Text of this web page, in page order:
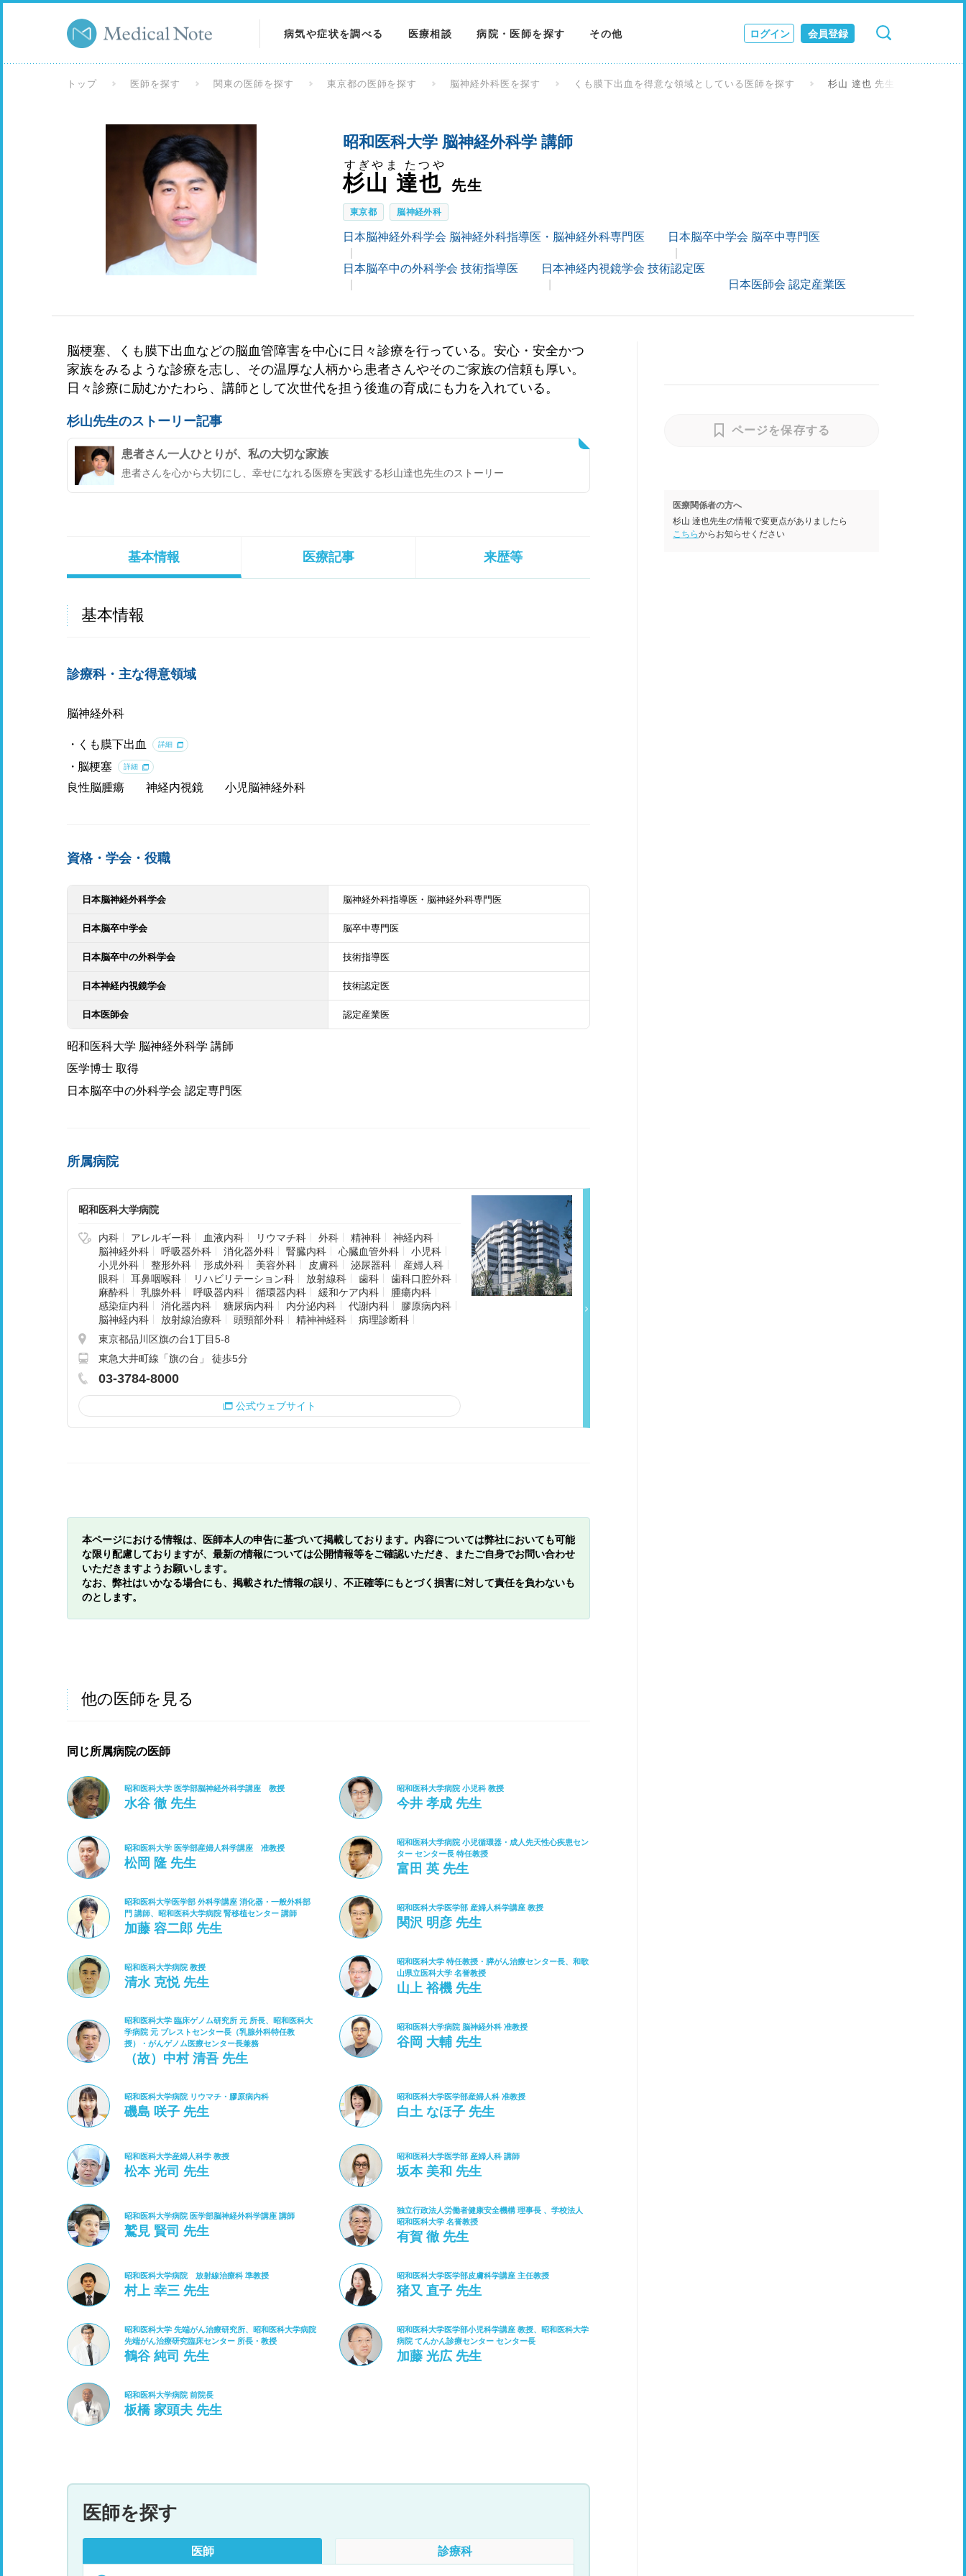
病気や症状を調べる
検査を調べる
医療相談 病院・医師を探す その他 ログイン 会員登録
検索 キャンセル
トップ 医師を探す 関東の医師を探す 東京都の医師を探す 脳神経外科医を探す くも膜下出血を得意な領域としている医師を探す 杉山 達也 先生
昭和医科大学 脳神経外科学 講師
杉山 達也
すぎやま たつや
先生
東京都 脳神経外科
日本脳神経外科学会 脳神経外科指導医・脳神経外科専門医 日本脳卒中学会 脳卒中専門医
日本脳卒中の外科学会 技術指導医
日本神経内視鏡学会 技術認定医
日本医師会 認定産業医
脳梗塞、くも膜下出血などの脳血管障害を中心に日々診療を行っている。安心・安全かつ
家族をみるような診療を志し、その温厚な人柄から患者さんやそのご家族の信頼も厚い。
日々診療に励むかたわら、講師として次世代を担う後進の育成にも力を入れている。
杉山先生のストーリー記事
患者さん一人ひとりが、私の大切な家族
患者さんを心から大切にし、幸せになれる医療を実践する杉山達也先生のストーリー
基本情報 医療記事 来歴等
基本情報
診療科・主な得意領域
脳神経外科
くも膜下出血 詳細
脳梗塞 詳細
良性脳腫瘍 神経内視鏡 小児脳神経外科
資格・学会・役職
日本脳神経外科学会 脳神経外科指導医・脳神経外科専門医
日本脳卒中学会 脳卒中専門医
日本脳卒中の外科学会 技術指導医
日本神経内視鏡学会 技術認定医
日本医師会 認定産業医
昭和医科大学 脳神経外科学 講師
医学博士 取得
日本脳卒中の外科学会 認定専門医
所属病院
昭和医科大学病院
内科 アレルギー科 血液内科 リウマチ科 外科 精神科
神経内科
脳神経外科
呼吸器外科 消化器外科 腎臓内科 心臓血管外科
小児科
小児外科
整形外科 形成外科 美容外科 皮膚科 泌尿器科
産婦人科
眼科
耳鼻咽喉科 リハビリテーション科 放射線科 歯科
歯科口腔外科
麻酔科
乳腺外科 呼吸器内科 循環器内科 緩和ケア内科
腫瘍内科
感染症内科
消化器内科 糖尿病内科 内分泌内科 代謝内科
膠原病内科
脳神経内科
放射線治療科 頭頸部外科 精神神経科
病理診断科
東京都品川区旗の台1丁目5-8
東急大井町線「旗の台」 徒歩5分
03-3784-8000
公式ウェブサイト
本ページにおける情報は、医師本人の申告に基づいて掲載しております。内容については弊社においても可能
な限り配慮しておりますが、最新の情報については公開情報等をご確認いただき、またご自身でお問い合わせ
いただきますようお願いします。
なお、弊社はいかなる場合にも、掲載された情報の誤り、不正確等にもとづく損害に対して責任を負わないも
のとします。
他の医師を見る
同じ所属病院の医師
昭和医科大学 医学部脳神経外科学講座 教授
水谷 徹 先生
昭和医科大学病院 小児科 教授
今井 孝成 先生
昭和医科大学 医学部産婦人科学講座 准教授
松岡 隆 先生
昭和医科大学病院 小児循環器・成人先天性心疾患セン
ター センター長 特任教授
富田 英 先生
昭和医科大学医学部 外科学講座 消化器・一般外科部
門 講師、昭和医科大学病院 腎移植センター 講師
加藤 容二郎 先生
昭和医科大学医学部 産婦人科学講座 教授
関沢 明彦 先生
昭和医科大学病院 教授
清水 克悦 先生
昭和医科大学 特任教授・膵がん治療センター長、和歌
山県立医科大学 名誉教授
山上 裕機 先生
昭和医科大学 臨床ゲノム研究所 元 所長、昭和医科大
学病院 元 ブレストセンター長（乳腺外科特任教
授）・がんゲノム医療センター長兼務
（故）中村 清吾 先生
昭和医科大学病院 脳神経外科 准教授
谷岡 大輔 先生
昭和医科大学病院 リウマチ・膠原病内科
磯島 咲子 先生
昭和医科大学医学部産婦人科 准教授
白土 なほ子 先生
昭和医科大学産婦人科学 教授
松本 光司 先生
昭和医科大学医学部 産婦人科 講師
坂本 美和 先生
昭和医科大学病院 医学部脳神経外科学講座 講師
鷲見 賢司 先生
独立行政法人労働者健康安全機構 理事長 、学校法人
昭和医科大学 名誉教授
有賀 徹 先生
昭和医科大学病院 放射線治療科 準教授
村上 幸三 先生
昭和医科大学医学部皮膚科学講座 主任教授
猪又 直子 先生
昭和医科大学 先端がん治療研究所、昭和医科大学病院
先端がん治療研究臨床センター 所長・教授
鶴谷 純司 先生
昭和医科大学医学部小児科学講座 教授、昭和医科大学
病院 てんかん診療センター センター長
加藤 光広 先生
昭和医科大学病院 前院長
板橋 家頭夫 先生
医師を探す
医師 診療科
ページを保存する
医療関係者の方へ
杉山 達也先生の情報で変更点がありましたら
こちらからお知らせください